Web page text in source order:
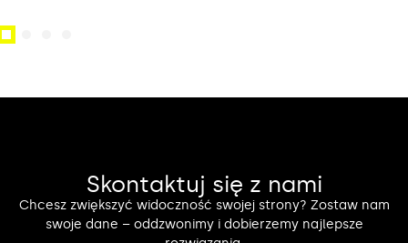
Skontaktuj się z nami
Chcesz zwiększyć widoczność swojej strony? Zostaw nam
swoje dane – oddzwonimy i dobierzemy najlepsze